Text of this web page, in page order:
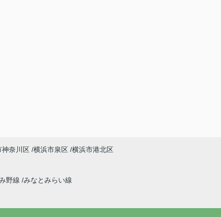
神奈川区 横浜市泉区 横浜市港北区
野線 みなとみらい線